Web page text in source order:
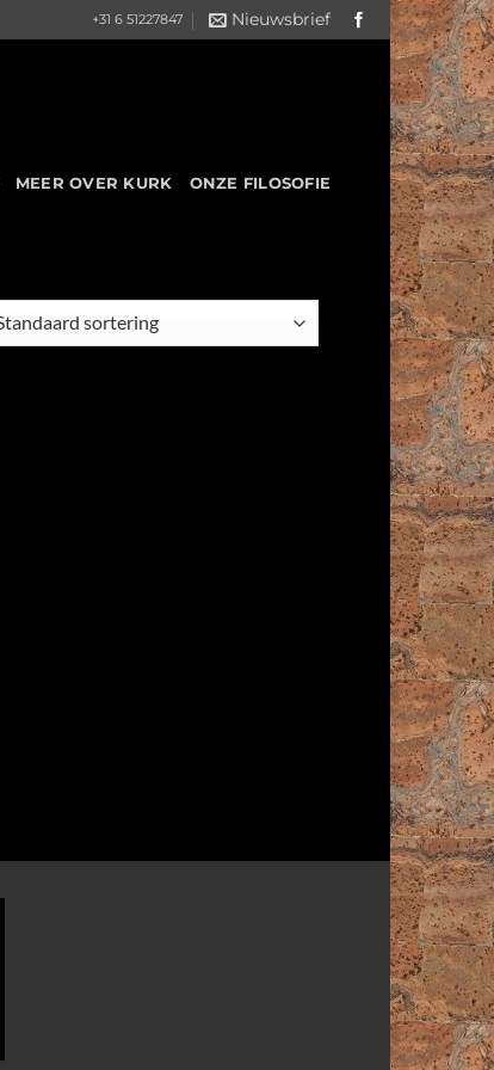
+31 6 51227847 Nieuwsbrief
MEER OVER KURK ONZE FILOSOFIE